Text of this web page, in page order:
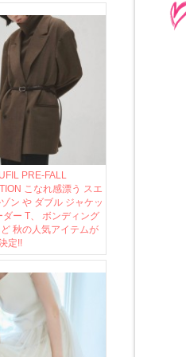
PRE-FALL
こなれ感漂う スエ
ン や ダブル ジャケッ
ダー T、 ボンディング
秋の人気アイテムが
定!!